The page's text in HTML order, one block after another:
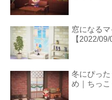
窓になる
【2022/09/
冬にぴっ
め｜ちっ